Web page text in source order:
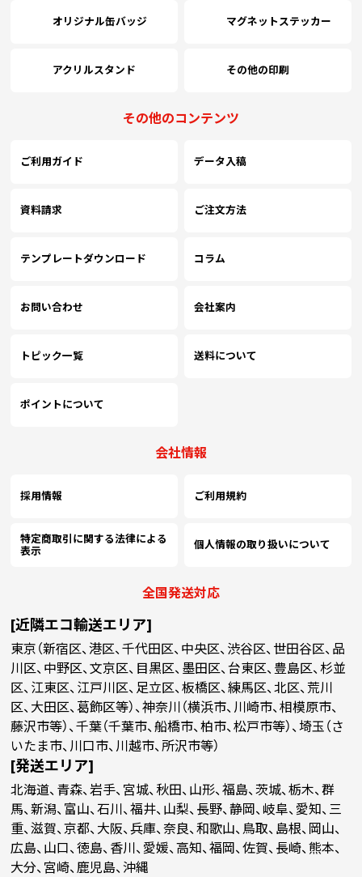
オリジナル缶バッジ マグネットステッカー
アクリルスタンド その他の印刷
その他のコンテンツ
ご利用ガイド データ入稿
資料請求 ご注文方法
テンプレートダウンロード コラム
お問い合わせ 会社案内
トピック一覧 送料について
ポイントについて
会社情報
採用情報 ご利用規約
特定商取引に関する法律による
表示
個人情報の取り扱いについて
全国発送対応
[近隣エコ輸送エリア]
東京（新宿区、港区、千代田区、中央区、渋谷区、世田谷区、品
川区、中野区、文京区、目黒区、墨田区、台東区、豊島区、杉並
区、江東区、江戸川区、足立区、板橋区、練馬区、北区、荒川
区、大田区、葛飾区等）、神奈川（横浜市、川崎市、相模原市、
藤沢市等）、千葉（千葉市、船橋市、柏市、松戸市等）、埼玉（さ
いたま市、川口市、川越市、所沢市等）
[発送エリア]
北海道、青森、岩手、宮城、秋田、山形、福島、茨城、栃木、群
馬、新潟、富山、石川、福井、山梨、長野、静岡、岐阜、愛知、三
重、滋賀、京都、大阪、兵庫、奈良、和歌山、鳥取、島根、岡山、
広島、山口、徳島、香川、愛媛、高知、福岡、佐賀、長崎、熊本、
大分、宮崎、鹿児島、沖縄